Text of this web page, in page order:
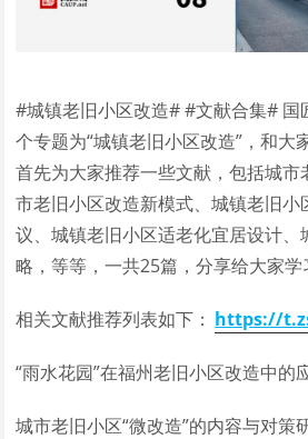
#城镇老旧小区改造# #文献合集# 国
个专题为“城镇老旧小区改造”，和大
首先为大家推荐一些文献，包括城市
市老旧小区改造新模式、城镇老旧小
议、城镇老旧小区适老化宜居设计
略，等等，一共25篇，分享给大家学
相关文献推荐列表如下： https://
“雨水花园”在福州老旧小区改造中的
城市老旧小区“微改造”的内容与对策